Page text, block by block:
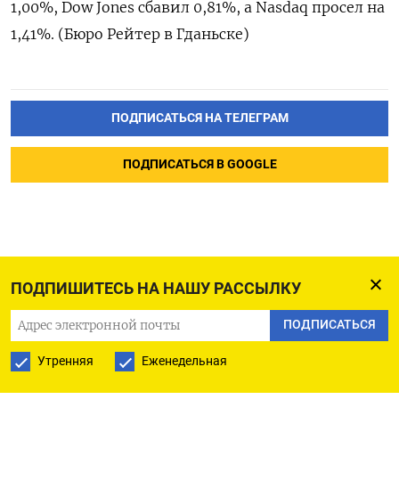
ПОДПИШИТЕСЬ НА НАШУ РАССЫЛКУ
ПОДПИСАТЬСЯ
Утренняя Еженедельная
1,00%, Dow Jones сбавил 0,81%, а Nasdaq просел на
1,41%. (Бюро Рейтер в Гданьске)
ПОДПИСАТЬСЯ НА ТЕЛЕГРАМ
ПОДПИСАТЬСЯ В GOOGLE